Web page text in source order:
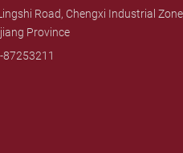
Road, Chengxi Industrial
Province